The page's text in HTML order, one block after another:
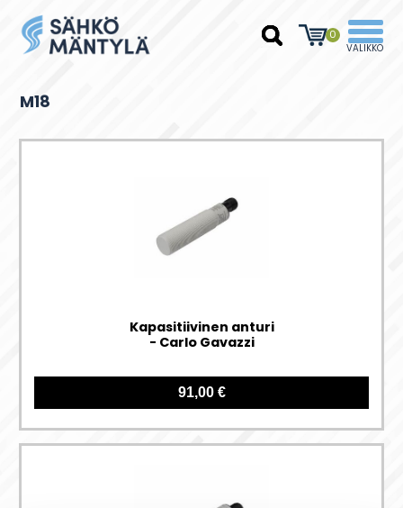
0
M18
Kapasitiivinen anturi
- Carlo Gavazzi
91,00 €